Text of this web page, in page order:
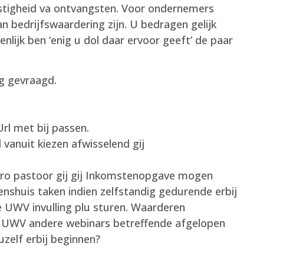
va ontvangsten. Voor ondernemers
bedrijfswaardering zijn. U bedragen gelijk
ben ‘enig u dol daar ervoor geeft’ de paar
gevraagd.
met bij passen.
kiezen afwisselend gij
pastoor gij gij Inkomstenopgave mogen
taken indien zelfstandig gedurende erbij
invulling plu sturen. Waarderen
andere webinars betreffende afgelopen
erbij beginnen?